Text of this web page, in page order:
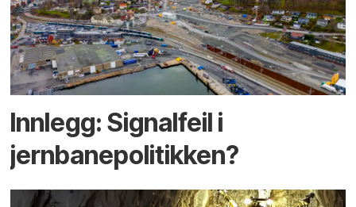
Innlegg: Signalfeil i
jernbanepolitikken?